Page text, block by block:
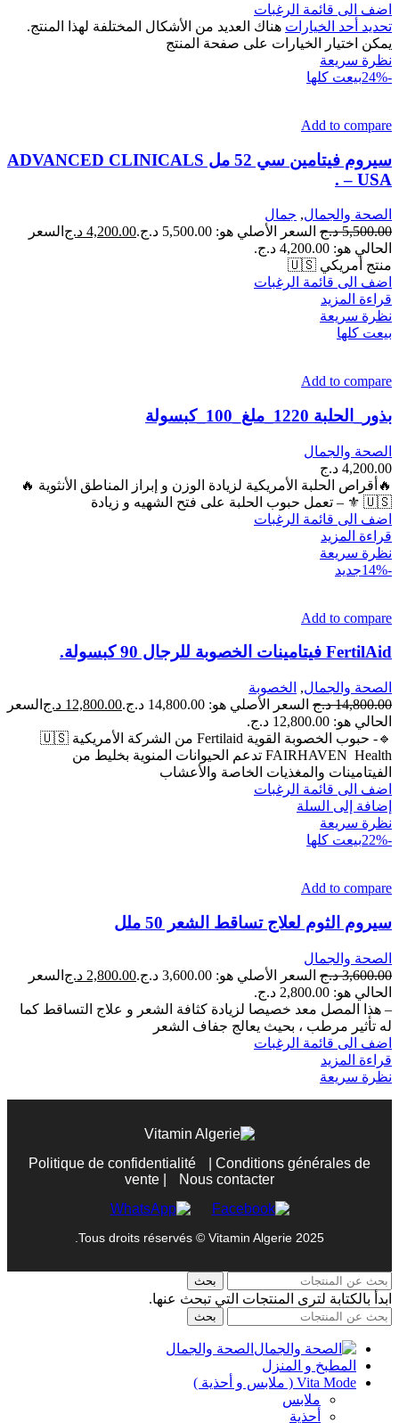
اضف الى قائمة الرغبات
تحديد أحد الخيارات هناك العديد من الأشكال المختلفة لهذا المنتج.
يمكن اختيار الخيارات على صفحة المنتج
نظرة سريعة
-24%
بيعت كلها
Add to compare
سيروم فيتامين سي 52 مل ADVANCED CLINICALS
– USA .
الصحة والجمال, جمال
5,500.00 د.ج السعر الأصلي هو: 5,500.00 د.ج. 4,200.00 د.ج السعر
الحالي هو: 4,200.00 د.ج.
منتج أمريكي 🇺🇸
اضف الى قائمة الرغبات
قراءة المزيد
نظرة سريعة
بيعت كلها
Add to compare
بذور_الحلبة 1220_ملغ_100_كبسولة
الصحة والجمال
4,200.00 د.ج
🔥أقراص الحلبة الأمريكية لزيادة الوزن و إبراز المناطق الأنثوية 🔥
🇺🇸 ⚜ – تعمل حبوب الحلبة على فتح الشهيه و زيادة
اضف الى قائمة الرغبات
قراءة المزيد
نظرة سريعة
-14%
جديد
Add to compare
FertilAid فيتامينات الخصوبة للرجال 90 كبسولة.
الصحة والجمال, الخصوبة
14,800.00 د.ج السعر الأصلي هو: 14,800.00 د.ج. 12,800.00 د.ج السعر
الحالي هو: 12,800.00 د.ج.
🔹️- حبوب الخصوبة القوية Fertilaid من الشركة الأمريكية 🇺🇸
FAIRHAVEN Health تدعم الحيوانات المنوية بخليط من
الفيتامينات والمغذيات الخاصة والأعشاب
اضف الى قائمة الرغبات
إضافة إلى السلة
نظرة سريعة
-22%
بيعت كلها
Add to compare
سيروم الثوم لعلاج تساقط الشعر 50 ملل
الصحة والجمال
3,600.00 د.ج السعر الأصلي هو: 3,600.00 د.ج. 2,800.00 د.ج السعر
الحالي هو: 2,800.00 د.ج.
– هذا المصل معد خصيصا لزيادة كثافة الشعر و علاج التساقط كما
له تأثير مرطب ، بحيث يعالج جفاف الشعر
اضف الى قائمة الرغبات
قراءة المزيد
نظرة سريعة
Politique de confidentialité
Conditions générales de
vente
Nous contacter
Tous droits réservés © Vitamin Algerie 2025.
بحث
ابدأ بالكتابة لترى المنتجات التي تبحث عنها.
بحث
الصحة والجمال
المطبخ و المنزل
Vita Mode ( ملابس و أحذية )
ملابس
أحذية